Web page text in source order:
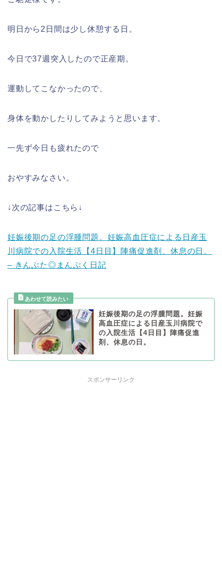
明日から2日間は少し休憩する日。
今日で37週突入したので正産期。
運動してこなかったので、
身体を動かしたりしてみようと思います。
一先ず今日も疲れたので
おやすみなさい。
↓次の記事はこちら↓
妊娠後期の足の浮腫問題。妊娠高血圧症による日産玉
川病院での入院生活【4日目】陣痛促進剤、休息の日。
– きんぶた◎まんぷく日記
妊娠後期の足の浮腫問題。妊娠
高血圧症による日産玉川病院で
の入院生活【4日目】陣痛促進
剤、休息の日。
スポンサーリンク